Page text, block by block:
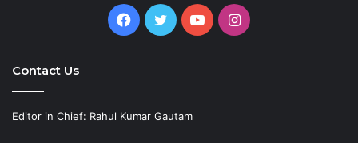
Facebook
TwitterYouTubeInstagram
Contact Us
Editor in Chief: Rahul Kumar Gautam